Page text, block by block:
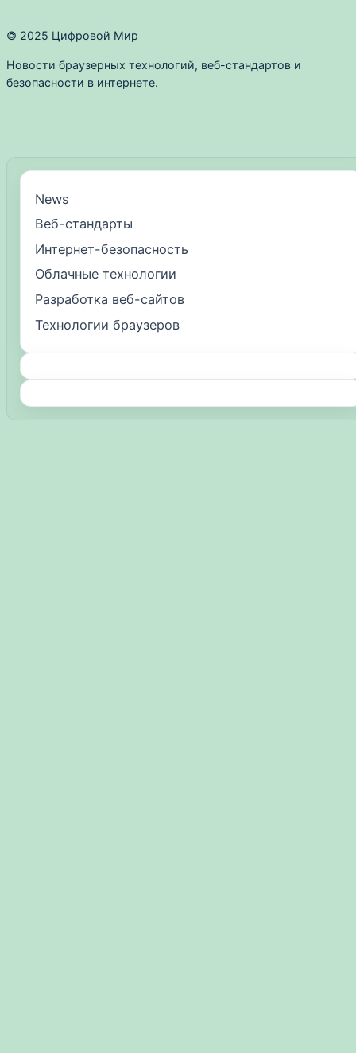
© 2025 Цифровой Мир
Новости браузерных технологий, веб-стандартов и
безопасности в интернете.
News
Веб-стандарты
Интернет-безопасность
Облачные технологии
Разработка веб-сайтов
Технологии браузеров